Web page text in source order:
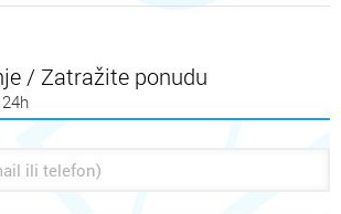
/ Zatražite ponudu